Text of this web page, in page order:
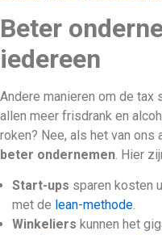
Beter
iedereen
Andere manieren om de tax
allen meer frisdrank en
roken? Nee, als het van ons
beter ondernemen. Hier
Start-ups sparen kosten
met de lean-methode.
Winkeliers kunnen het